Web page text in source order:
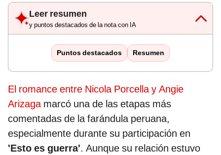
Leer resumen
y puntos destacados de la nota con IA
Puntos destacados Resumen
El romance entre Nicola Porcella y Angie
Arizagamarcó una de las etapas más
comentadas de la farándula peruana,
especialmente durante su participación en
'Esto es guerra'. Aunque su relación estuvo